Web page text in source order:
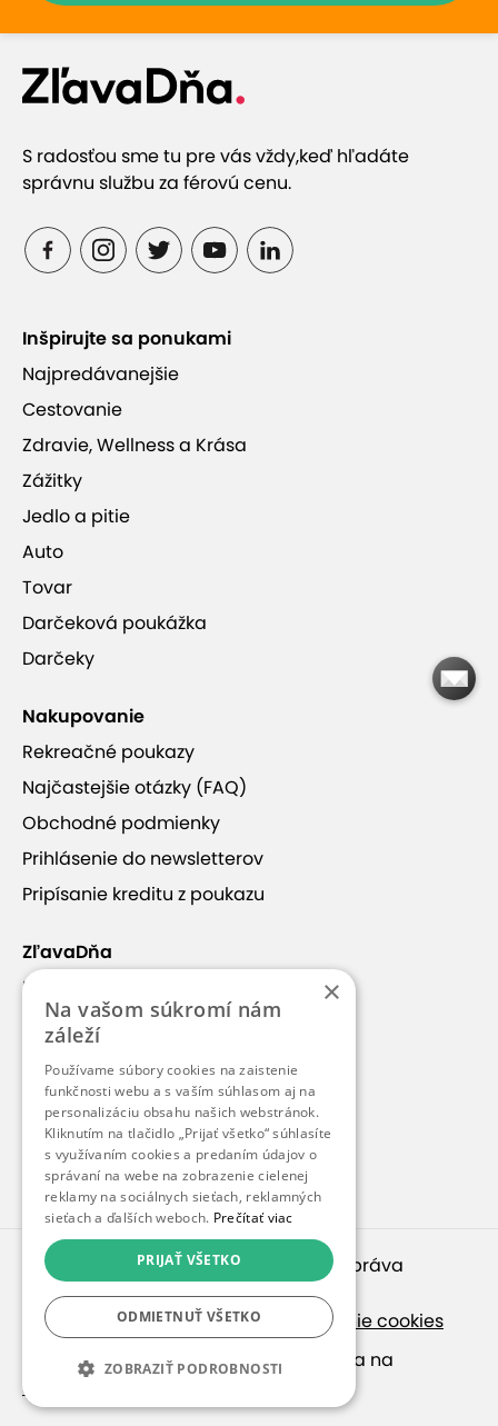
S radosťou sme tu pre vás vždy,keď hľadáte
správnu službu za férovú cenu.
Inšpirujte sa ponukami
Najpredávanejšie
Cestovanie
Zdravie, Wellness a Krása
Zážitky
Jedlo a pitie
Auto
Tovar
Darčeková poukážka
Darčeky
Nakupovanie
Rekreačné poukazy
Najčastejšie otázky (FAQ)
Obchodné podmienky
Prihlásenie do newsletterov
Pripísanie kreditu z poukazu
ZľavaDňa
Náš príbeh
Kontakt
Kariéra
Blog
Pre médiá
Pre partnerov
© 2010 – 2026inspirago s. r. o.
. Všetky práva
vyhradené.
Ochrana osobných údajov|
Nastavenie cookies
Ak hľadáte ponuky v češtine, pozrite sa na
SlevaDne.cz
×
Na vašom súkromí nám
záleží
Používame súbory cookies na zaistenie
funkčnosti webu a s vaším súhlasom aj na
personalizáciu obsahu našich webstránok.
Kliknutím na tlačidlo „Prijať všetko“ súhlasíte
s využívaním cookies a predaním údajov o
správaní na webe na zobrazenie cielenej
reklamy na sociálnych sieťach, reklamných
sieťach a ďalších weboch. Prečítať viac
PRIJAŤ VŠETKO
ODMIETNUŤ VŠETKO
ZOBRAZIŤ PODROBNOSTI